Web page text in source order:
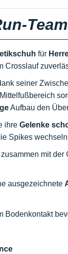
für
Crosslauf
seiner
Aufbau den
ihre Gelenke
Spikes
mit der
ausgezeichnete
Bodenkontakt